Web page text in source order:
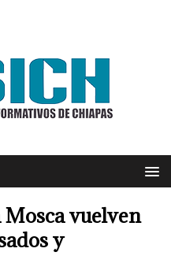
vuelven
y